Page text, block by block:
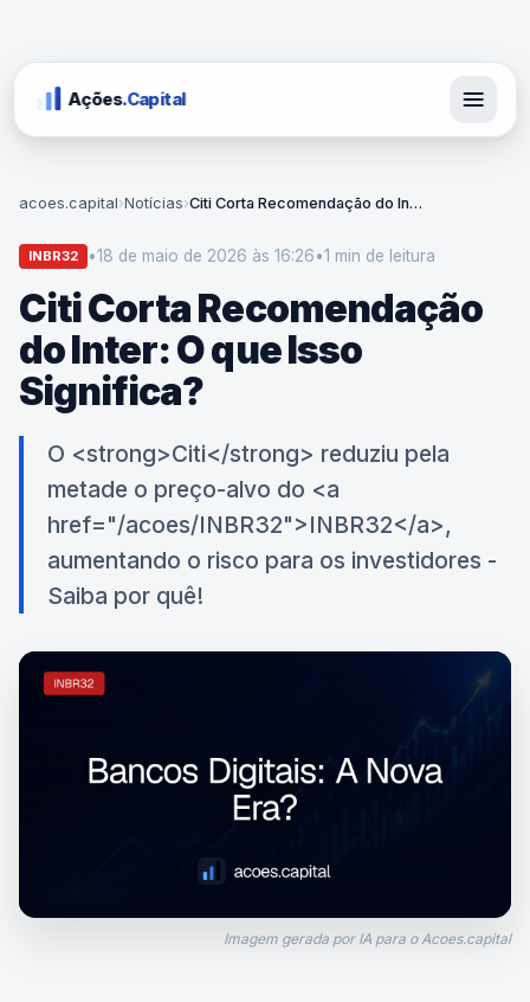
Ações.Capital
acoes.capital›Notícias› Citi Corta Recomendação do Inter: O que Isso Significa?
INBR32 •18 de maio de 2026 às 16:26•1 min de leitura
Citi Corta Recomendação
do Inter: O que Isso
Significa?
O <strong>Citi</strong> reduziu pela
metade o preço-alvo do <a
href="/acoes/INBR32">INBR32</a>,
aumentando o risco para os investidores -
Saiba por quê!
Imagem gerada por IA para o Acoes.capital